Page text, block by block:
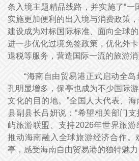
条入境主题精品线路，并实施了“一
实施更加便利的出入境与消费政策
建设成为对标国际标准、面向全球
进一步优化过境免签政策，优化外
退税等服务，营造国际一流的旅游消
“海南自由贸易港正式启动全
孔明显增多，保亭也成为不少国际
文化的目的地。”全国人大代表、
县副县长吕妍说：“希望相关部门
屿旅游联盟、支持2026年世界旅游
推动海南融入全球旅游经济合作。
亭，感受海南自由贸易港的独特魅力